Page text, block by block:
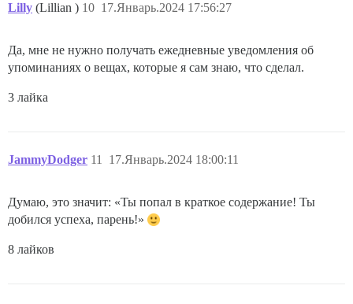
Lilly (Lillian ) 17.Январь.2024 17:56:27
10
Да, мне не нужно получать ежедневные уведомления об
упоминаниях о вещах, которые я сам знаю, что сделал.
3 лайка
JammyDodger 17.Январь.2024 18:00:11
11
Думаю, это значит: «Ты попал в краткое содержание! Ты
добился успеха, парень!»
8 лайков